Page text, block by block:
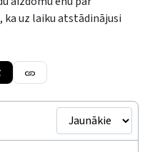
uz laiku atstādinājusi